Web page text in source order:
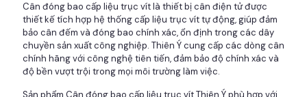
Cân đóng bao cấp liệu trục vít là thiết bị cân điện tử được
thiết kế tích hợp hệ thống cấp liệu trục vít tự động, giúp đảm
bảo cân đếm và đóng bao chính xác, ổn định trong các dây
chuyền sản xuất công nghiệp. Thiên Ý cung cấp các dòng cân
chính hãng với công nghệ tiên tiến, đảm bảo độ chính xác và
độ bền vượt trội trong mọi môi trường làm việc.